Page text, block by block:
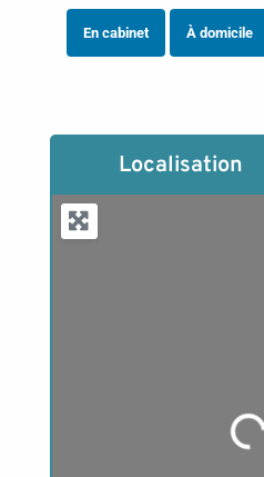
En cabinet À domicile
Localisation
Loading...